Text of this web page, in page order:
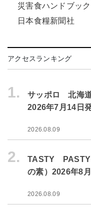
災害食ハンドブック
日本食糧新聞社
アクセスランキング
1.
サッポロ 北海道
2026年7月14日
2026.08.09
2.
TASTY PASTY
の素）2026年8
2026.08.09